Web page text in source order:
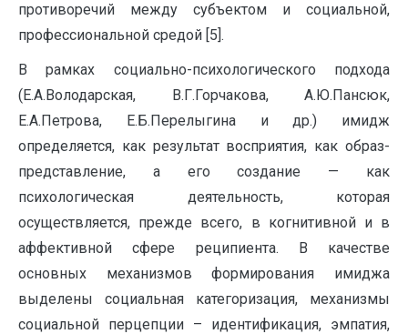
противоречий между субъектом и социальной,
профессиональной средой [5].
В рамках социально-психологического подхода
(Е.А.Володарская, В.Г.Горчакова, А.Ю.Пансюк,
Е.А.Петрова, Е.Б.Перелыгина и др.) имидж
определяется, как результат восприятия, как образ-
представление, а его создание — как
психологическая деятельность, которая
осуществляется, прежде всего, в когнитивной и в
аффективной сфере реципиента. В качестве
основных механизмов формирования имиджа
выделены социальная категоризация, механизмы
социальной перцепции – идентификация, эмпатия,